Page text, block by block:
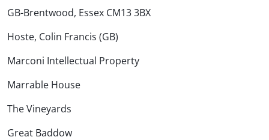
GB-Brentwood, Essex CM13 3BX
Hoste, Colin Francis (GB)
Marconi Intellectual Property
Marrable House
The Vineyards
Great Baddow